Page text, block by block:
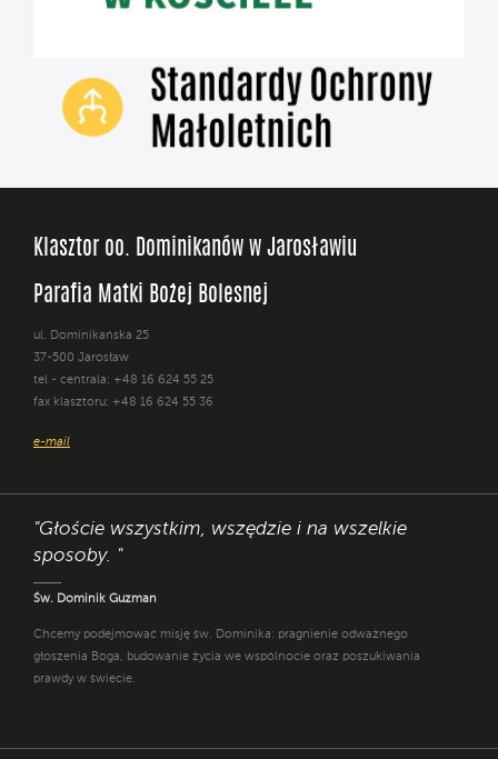
Klasztor oo. Dominikanów w Jarosławiu
Parafia Matki Bożej Bolesnej
ul. Dominikańska 25
37-500 Jarosław
tel - centrala: +48 16 624 55 25
fax klasztoru: +48 16 624 55 36
e-mail
"Głoście wszystkim, wszędzie i na wszelkie
sposoby. "
Św. Dominik Guzman
Chcemy podejmować misję św. Dominika: pragnienie odważnego
głoszenia Boga, budowanie życia we wspólnocie oraz poszukiwania
prawdy w świecie.